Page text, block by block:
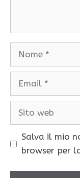
Nome
Email
Sito
Salva il mio
browser per